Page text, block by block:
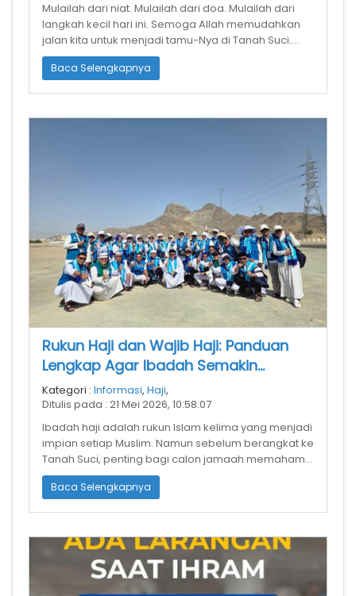
Mulailah dari niat. Mulailah dari doa. Mulailah dari
langkah kecil hari ini. Semoga Allah memudahkan
jalan kita untuk menjadi tamu-Nya di Tanah Suci.
Saatnya menjawab panggil
Baca Selengkapnya
Rukun Haji dan Wajib Haji: Panduan
Lengkap Agar Ibadah Semakin
Sempurna
Kategori : Informasi, Haji,
Ditulis pada : 21 Mei 2026, 10:58:07
Ibadah haji adalah rukun Islam kelima yang menjadi
impian setiap Muslim. Namun sebelum berangkat ke
Tanah Suci, penting bagi calon jamaah memahami
perbedaan antara rukun haji
Baca Selengkapnya